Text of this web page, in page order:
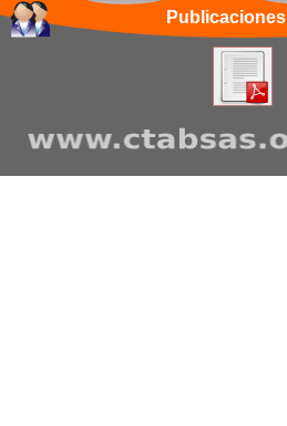
Publicaciones